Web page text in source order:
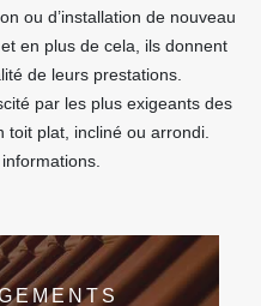
ou d’installation de nouveau
en plus de cela, ils donnent
de leurs prestations.
par les plus exigeants des
plat, incliné ou arrondi.